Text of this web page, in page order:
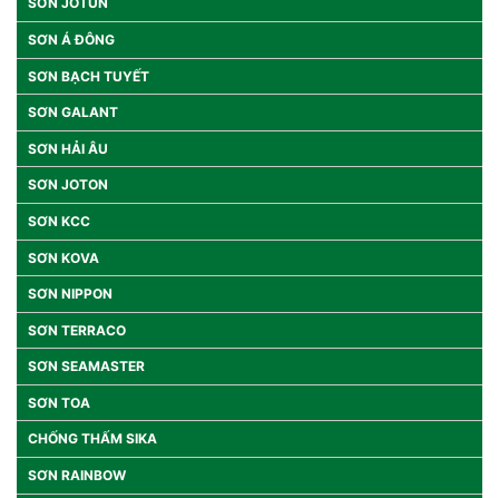
SƠN Á ĐÔNG
SƠN BẠCH TUYẾT
SƠN GALANT
SƠN HẢI ÂU
SƠN JOTON
SƠN KCC
SƠN KOVA
SƠN NIPPON
SƠN TERRACO
SƠN SEAMASTER
SƠN TOA
CHỐNG THẤM SIKA
SƠN RAINBOW